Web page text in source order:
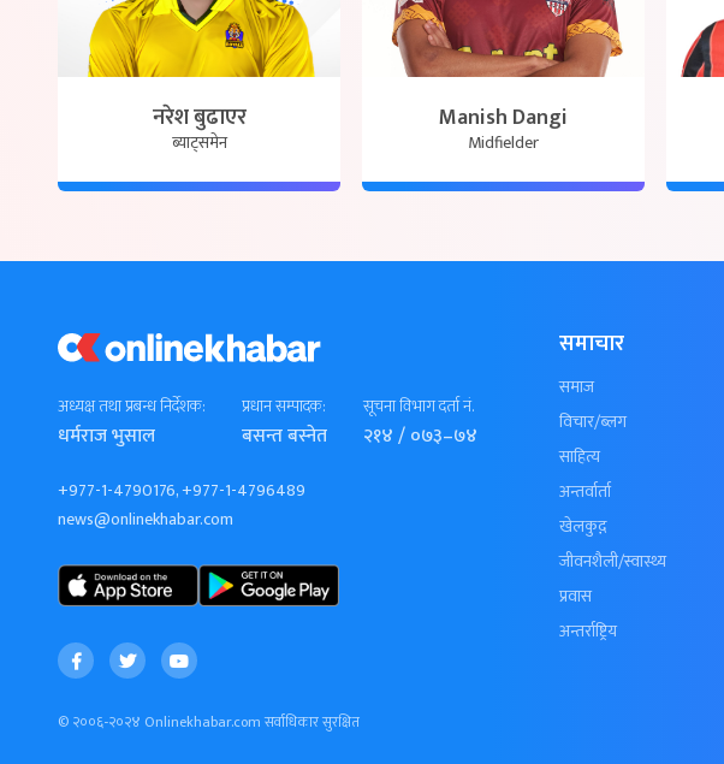
नरेश बुढाएर
ब्याट्समेन
Manish Dangi
Midfielder
अध्यक्ष तथा प्रबन्ध निर्देशक:
धर्मराज भुसाल
प्रधान सम्पादक:
बसन्त बस्नेत
सूचना विभाग दर्ता नं.
२१४ / ०७३–७४
+977-1-4790176, +977-1-4796489
news@onlinekhabar.com
© २००६-२०२४ Onlinekhabar.com सर्वाधिकार सुरक्षित
समाचार
समाज
विचार/ब्लग
साहित्य
अन्तर्वार्ता
खेलकुद़़
जीवनशैली/स्वास्थ्य
प्रवास
अन्तर्राष्ट्रिय